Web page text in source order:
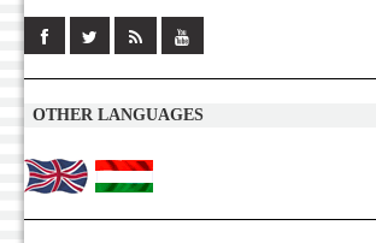
OTHER LANGUAGES